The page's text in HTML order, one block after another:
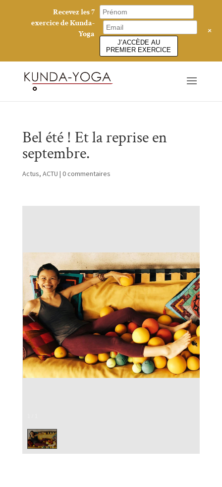
Bel été ! Et la reprise en
septembre.
Actus, ACTU | 0 commentaires
Recevez les 7
exercice de Kunda-
Yoga
J’ACCÈDE AU
PREMIER EXERCICE
+